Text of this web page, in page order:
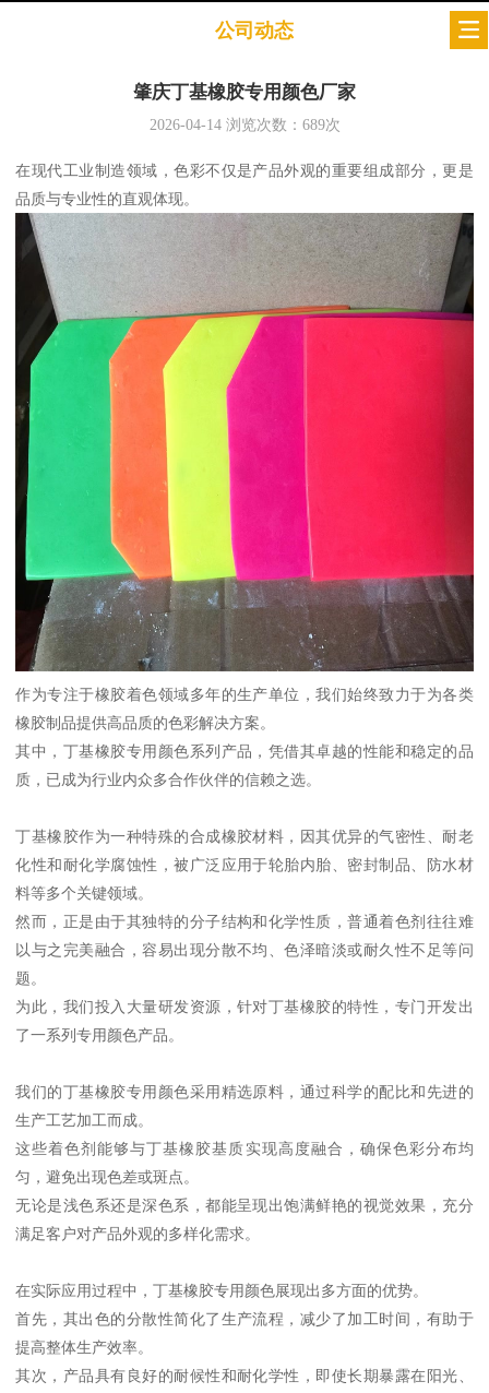
公司动态
肇庆丁基橡胶专用颜色厂家
2026-04-14浏览次数： 689次
在现代工业制造领域，色彩不仅是产品外观的重要组成部分，更是
品质与专业性的直观体现。
作为专注于橡胶着色领域多年的生产单位，我们始终致力于为各类
橡胶制品提供高品质的色彩解决方案。
其中，丁基橡胶专用颜色系列产品，凭借其卓越的性能和稳定的品
质，已成为行业内众多合作伙伴的信赖之选。
丁基橡胶作为一种特殊的合成橡胶材料，因其优异的气密性、耐老
化性和耐化学腐蚀性，被广泛应用于轮胎内胎、密封制品、防水材
料等多个关键领域。
然而，正是由于其独特的分子结构和化学性质，普通着色剂往往难
以与之完美融合，容易出现分散不均、色泽暗淡或耐久性不足等问
题。
为此，我们投入大量研发资源，针对丁基橡胶的特性，专门开发出
了一系列专用颜色产品。
我们的丁基橡胶专用颜色采用精选原料，通过科学的配比和先进的
生产工艺加工而成。
这些着色剂能够与丁基橡胶基质实现高度融合，确保色彩分布均
匀，避免出现色差或斑点。
无论是浅色系还是深色系，都能呈现出饱满鲜艳的视觉效果，充分
满足客户对产品外观的多样化需求。
在实际应用过程中，丁基橡胶专用颜色展现出多方面的优势。
首先，其出色的分散性简化了生产流程，减少了加工时间，有助于
提高整体生产效率。
其次，产品具有良好的耐候性和耐化学性，即使长期暴露在阳光、